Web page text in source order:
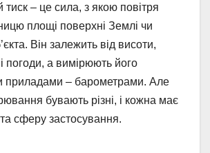
– це сила, з якою повітря
площі поверхні Землі чи
Він залежить від висоти,
погоди, а вимірюють його
приладами – барометрами. Але
бувають різні, і кожна має
сферу застосування.